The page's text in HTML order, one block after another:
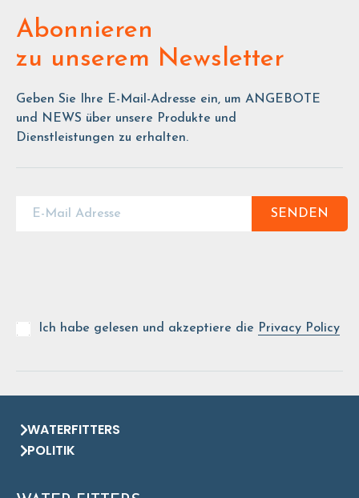
Abonnieren
zu unserem Newsletter
Geben Sie Ihre E-Mail-Adresse ein, um ANGEBOTE
und NEWS über unsere Produkte und
Dienstleistungen zu erhalten.
SENDEN
Ich habe gelesen und akzeptiere die Privacy Policy
WATERFITTERS
POLITIK